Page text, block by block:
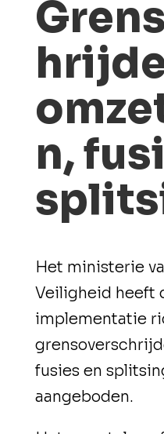
n,
Het ministerie
Veiligheid heeft
implementatie
fusies en
aangeboden.